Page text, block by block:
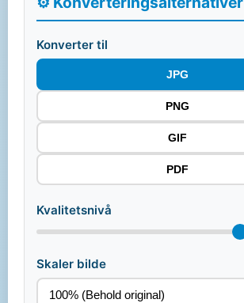
Konverter til
JPG
PNG
GIF
PDF
Kvalitetsnivå
Skaler bilde